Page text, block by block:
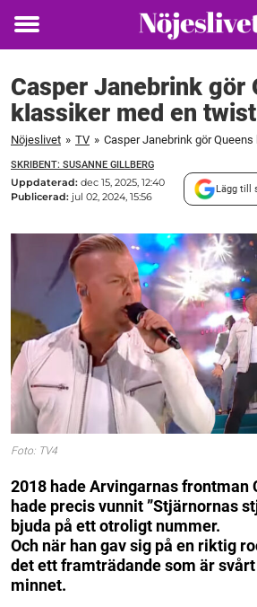
Toggle
Casper Janebrink gör
klassiker med en twist
Nöjeslivet » TV » Casper Janebrink gör
SKRIBENT: SUSANNE GILLBERG
Uppdaterad: dec 15, 2025, 12:40
Publicerad: jul 02, 2024, 15:56
Lägg till
Foto: TV4
2018 hade Arvingarnas frontman
hade precis vunnit ”Stjärnornas
bjuda på ett otroligt nummer.
Och när han gav sig på en riktig
det ett framträdande som är
minnet.